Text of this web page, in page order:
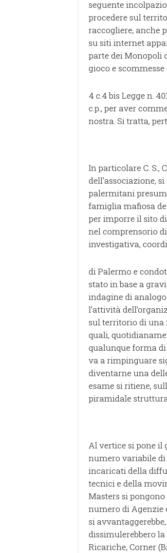
seguente
procedere sul
raccogliere, anche
su siti internet
parte dei Monopoli
gioco e scommesse
4 c.4 bis Legge n.
c.p., per aver
nostra. Si tratta,
In particolare C. S.,
dell’associazione,
palermitani
famiglia mafiosa
per imporre il sito
nel comprensorio
investigativa,
di Palermo e
stato in base a
indagine di
l’attività
sul territorio di una
quali,
qualunque forma
va a rimpinguare
diventarne una
esame si ritiene,
piramidale
Al vertice si pone il
numero variabile di
incaricati della
tecnici e della
Masters si
numero di Agenzie
si
dissimulerebbero
Ricariche, Corner